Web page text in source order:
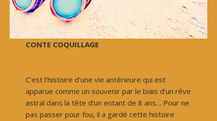
CONTE COQUILLAGE
C’est l’histoire d’une vie antérieure qui est
apparue comme un souvenir par le biais d’un rêve
astral dans la tête d’un entant de 8 ans… Pour ne
pas passer pour fou, il a gardé cette histoire